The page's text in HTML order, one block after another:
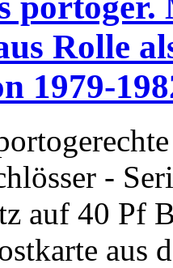
Rolle
1979-
-
auf 40 Pf
aus